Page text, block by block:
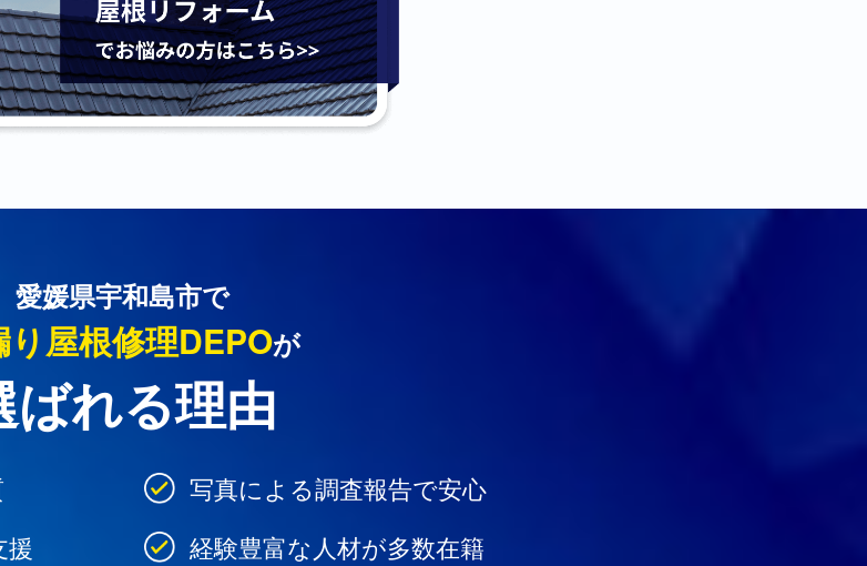
愛媛県宇和島市で
り屋根修理DEPOが
ばれる理由
写真による調査報告で安心
援
経験豊富な人材が多数在籍